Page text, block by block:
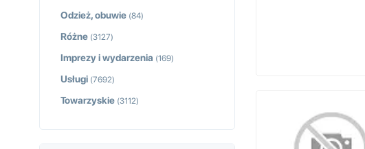
Odzież, obuwie (84)
Różne (3127)
Imprezy i wydarzenia (169)
Usługi (7692)
Towarzyskie (3112)